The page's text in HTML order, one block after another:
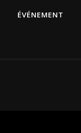
ÉVÉNEMENT